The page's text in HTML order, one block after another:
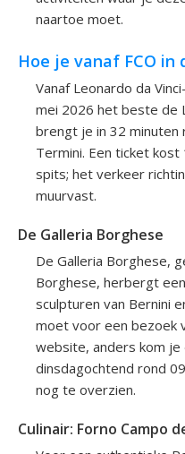
naartoe moet.
Hoe je vanaf FCO in
Vanaf Leonardo da
mei 2026 het beste de
brengt je in 32 minuten
Termini. Een ticket
spits; het verkeer
muurvast.
De Galleria Borghese
De Galleria Borghese,
Borghese, herbergt
sculpturen van Bernini
moet voor een bezoek
website, anders kom je
dinsdagochtend rond
nog te overzien.
Culinair: Forno Campo